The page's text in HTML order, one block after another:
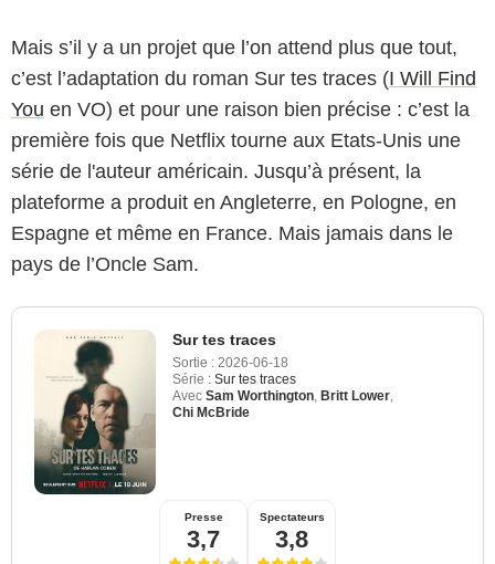
Mais s’il y a un projet que l’on attend plus que tout,
c’est l’adaptation du roman Sur tes traces (I Will Find
You en VO) et pour une raison bien précise : c’est la
première fois que Netflix tourne aux Etats-Unis une
série de l'auteur américain. Jusqu’à présent, la
plateforme a produit en Angleterre, en Pologne, en
Espagne et même en France. Mais jamais dans le
pays de l’Oncle Sam.
Sur tes traces
Sortie : 2026-06-18
Série : Sur tes traces
Avec Sam Worthington Britt Lower
Chi McBride
Presse
3,7
Spectateurs
3,8